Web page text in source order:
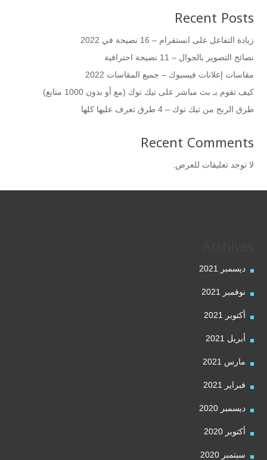
Recent Posts
زيادة التفاعل على انستقرام – 16 نصيحة في 2022
نصائح التصوير بالجوال – 11 نصيحة احترافية
مقاسات إعلانات فيسبوك – جميع المقاسات 2022
كيف تقوم بـ بث مباشر على تيك توك (مع أو بدون 1000 متابع)
طرق الربح من تيك توك – 4 طرق تعرف عليها كلها
Recent Comments
لا توجد تعليقات للعرض.
ديسمبر 2021
نوفمبر 2021
أكتوبر 2021
أبريل 2021
مارس 2021
فبراير 2021
ديسمبر 2020
أكتوبر 2020
سبتمبر 2020